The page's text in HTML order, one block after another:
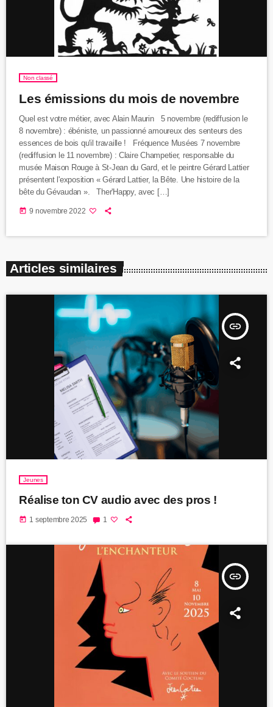
Non classé
Les émissions du mois de novembre
Quel est votre métier, avec Alain Maurin 5 novembre (rediffusion le
8 novembre) : ébéniste, un passionné amoureux des senteurs des
essences de bois qu'il travaille ! Fréquence Musées 7 novembre
(rediffusion le 11 novembre) : Claire Champetier, responsable du
musée Maison Rouge à St-Jean du Gard, et le peintre Gérard Lattier
présentent l'exposition « Gérard Lattier, la Bête. Une histoire de la
bête du Gévaudan ». Ther'Happy, avec […]
today 9 novembre 2022
Articles similaires
insert_link
Jeunes
Réalise ton CV audio avec des pros !
today 1 septembre 2025 1
insert_link